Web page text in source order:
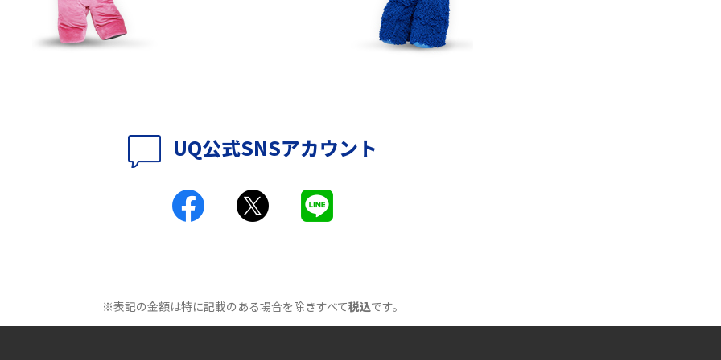
ト！おススメのアイテムも紹介
UQ WiMAXがつながらないのはなぜ？12個の原
因と対処法、改善されない時の手段を解説
Wi-Fiの速度を上げる方法13選！遅い原因と対
処法を紹介
UQ公式SNSアカウント
※表記の金額は特に記載のある場合を除きすべて税込です。